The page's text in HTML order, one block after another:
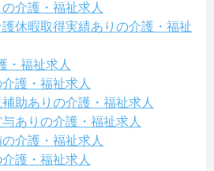
介護・福祉求人
休暇取得実績ありの介護・福祉
・福祉求人
護・福祉求人
助ありの介護・福祉求人
ありの介護・福祉求人
介護・福祉求人
護・福祉求人